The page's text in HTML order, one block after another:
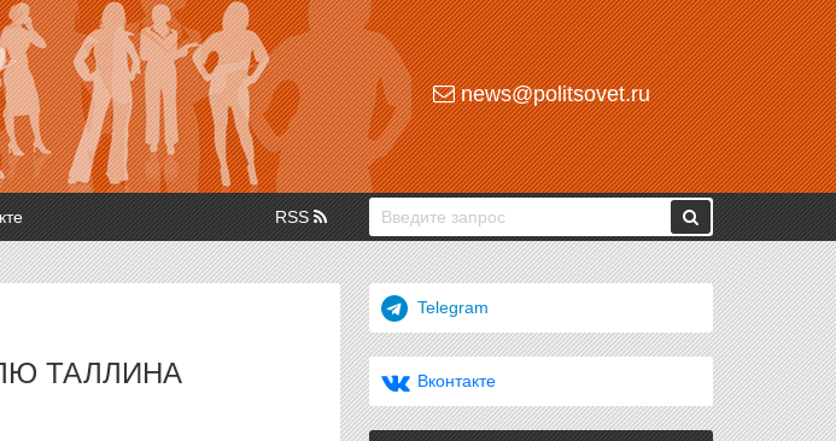
news@politsovet.ru
RSS
ТАЛЛИНА
Telegram
Вконтакте